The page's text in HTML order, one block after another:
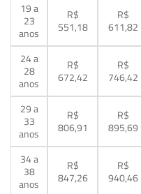
19 a
23
anos
R$
551,18
R$
611,82
24 a
28
anos
R$
672,42
R$
746,42
29 a
33
anos
R$
806,91
R$
895,69
34 a
38
anos
R$
847,26
R$
940,46